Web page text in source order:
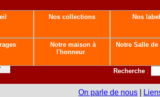
Nos collections Nos
Notre maison à
l'honneur
Notre Salle de
Recherche :
On parle de nous